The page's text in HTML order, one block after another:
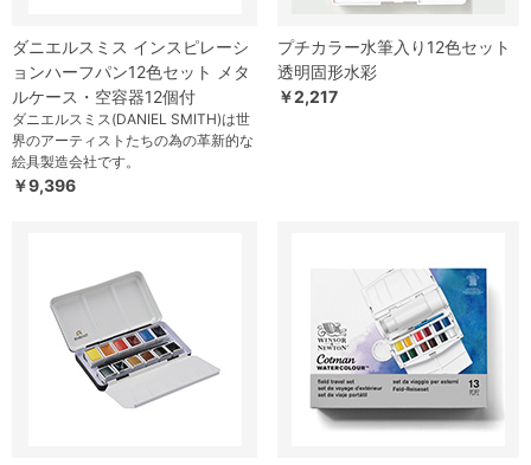
ダニエルスミス インスピレーシ
ョンハーフパン12色セット メタ
ルケース・空容器12個付
ダニエルスミス(DANIEL SMITH)は世
界のアーティストたちの為の革新的な
絵具製造会社です。
￥9,396
プチカラー水筆入り12色セット
透明固形水彩
￥2,217